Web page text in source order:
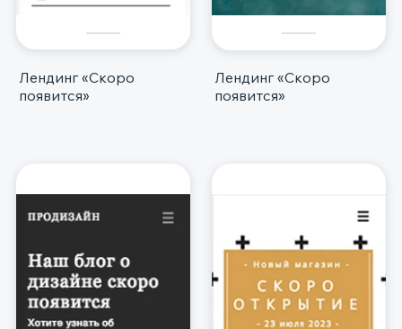
Лендинг «Скоро
появится»
Лендинг «Скоро
появится»